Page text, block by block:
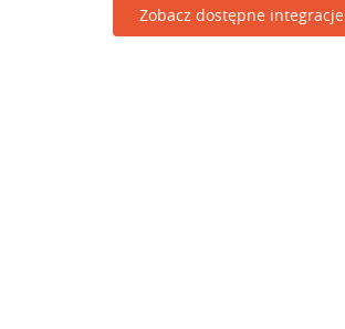
Zobacz dostępne integracje